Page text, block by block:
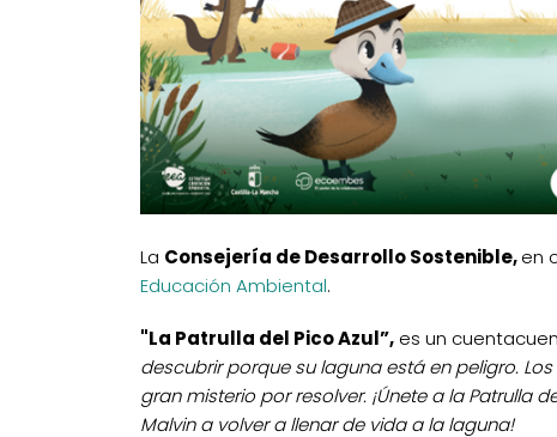
La Consejería de Desarrollo Sostenible,en
Educación Ambiental.
"La Patrulla del Pico Azul”, es un
descubrir porque su laguna está en peligro.
gran misterio por resolver. ¡Únete a la Patrulla
Malvin a volver a llenar de vida a la laguna!